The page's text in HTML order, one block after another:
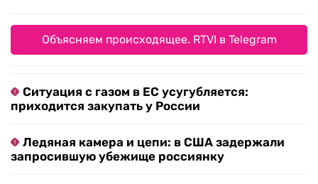
Объясняем происходящее. RTVI в Telegram
Ситуация с газом в ЕС усугубляется:
приходится закупать у России
Ледяная камера и цепи: в США задержали
запросившую убежище россиянку